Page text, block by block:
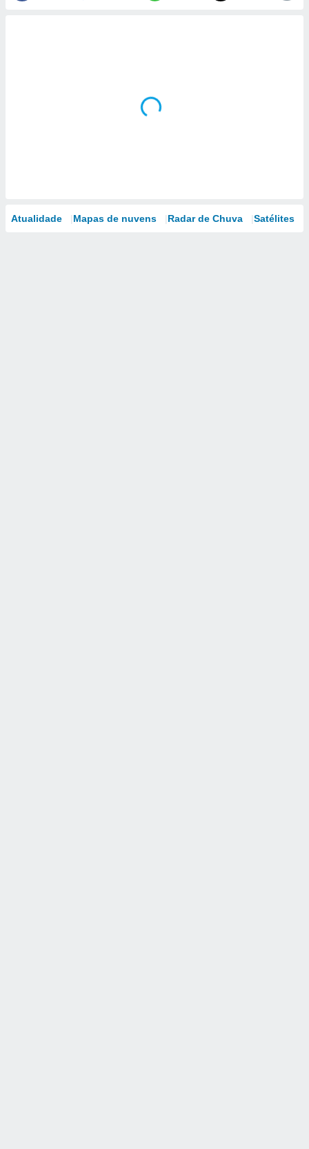
Atualidade Mapas de nuvens Radar de Chuva Satélites